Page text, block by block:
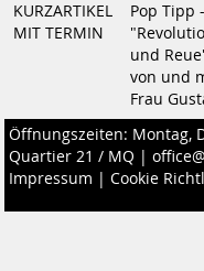
KURZARTIKEL
MIT TERMIN
Pop Tipp -
und
von und
Frau
Öffnungszeiten: Montag,
Quartier 21 / MQ |
Impressum | Cookie